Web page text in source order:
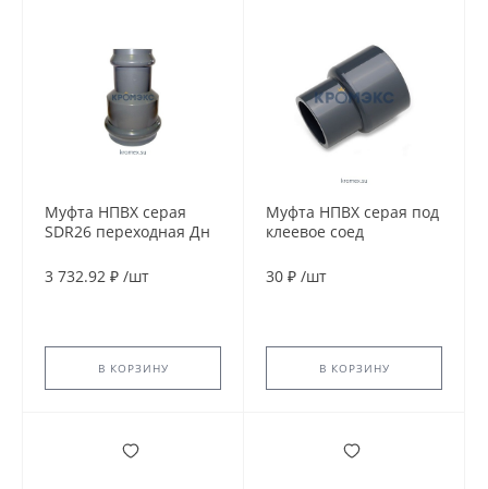
Муфта НПВХ серая
SDR26 переходная Дн
раструбная напорная
3 732.92 ₽ /шт
В КОРЗИНУ
Муфта НПВХ серая под
клеевое соед
32х25х25 Ру10
30 ₽ /шт
В КОРЗИНУ